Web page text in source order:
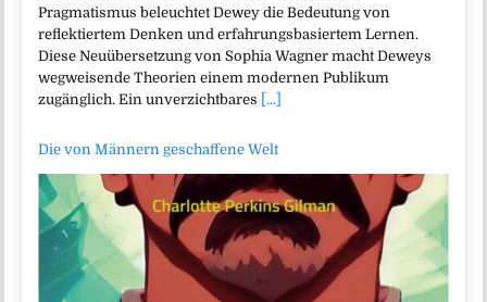
Pragmatismus beleuchtet Dewey die Bedeutung von
reflektiertem Denken und erfahrungsbasiertem Lernen.
Diese Neuübersetzung von Sophia Wagner macht Deweys
wegweisende Theorien einem modernen Publikum
zugänglich. Ein unverzichtbares
[...]
Die von Männern geschaffene Welt